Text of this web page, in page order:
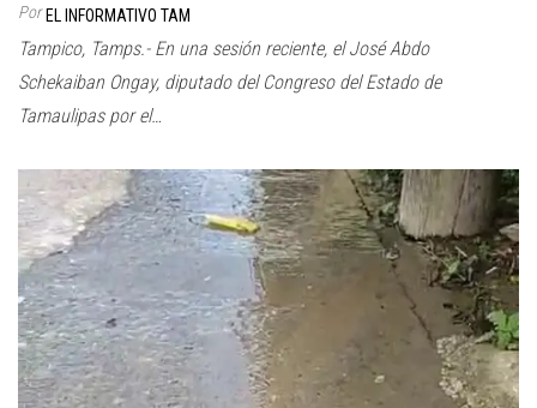
Por EL INFORMATIVO TAM
Tampico, Tamps.- En una sesión reciente, el José Abdo
Schekaiban Ongay, diputado del Congreso del Estado de
Tamaulipas por el…